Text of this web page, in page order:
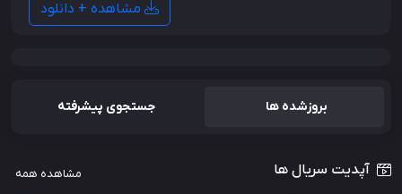
مشاهده + دانلود
بروزشده ها جستجوی پیشرفته
آپدیت سریال ها مشاهده همه